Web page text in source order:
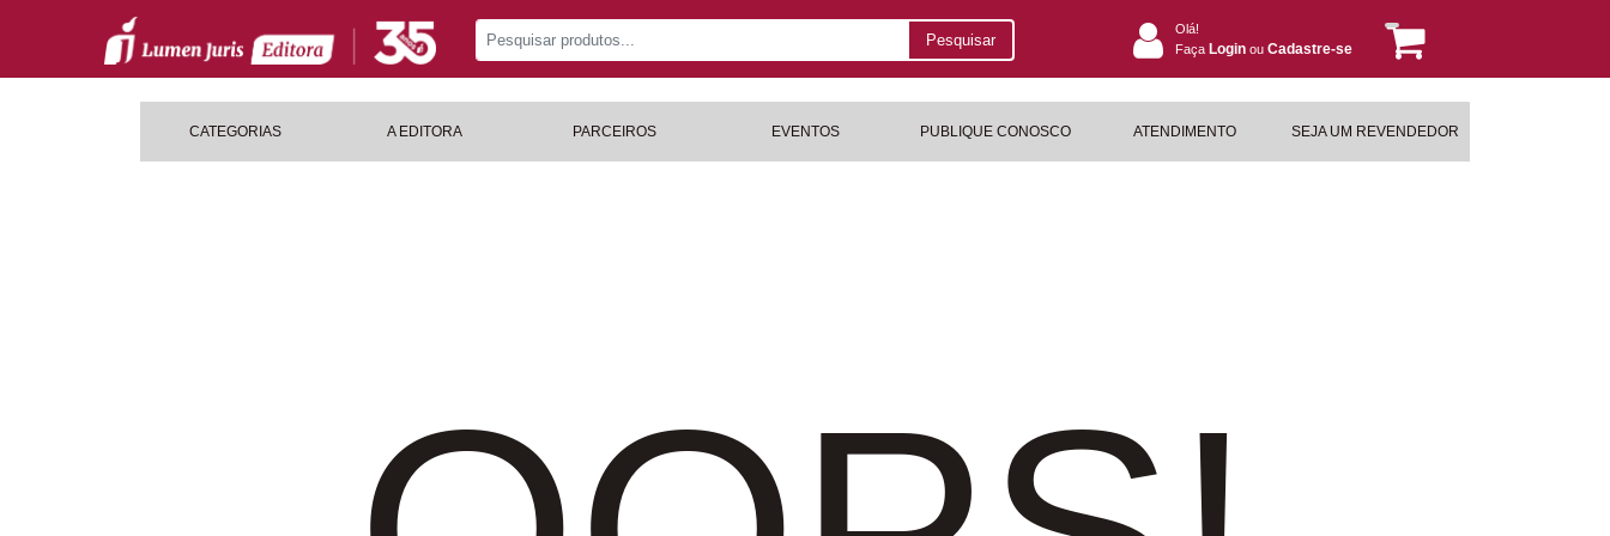
Pesquisar
Olá!
Faça Login ou Cadastre-se
CATEGORIAS A EDITORA PARCEIROS EVENTOS PUBLIQUE CONOSCO ATENDIMENTO SEJA UM REVENDEDOR